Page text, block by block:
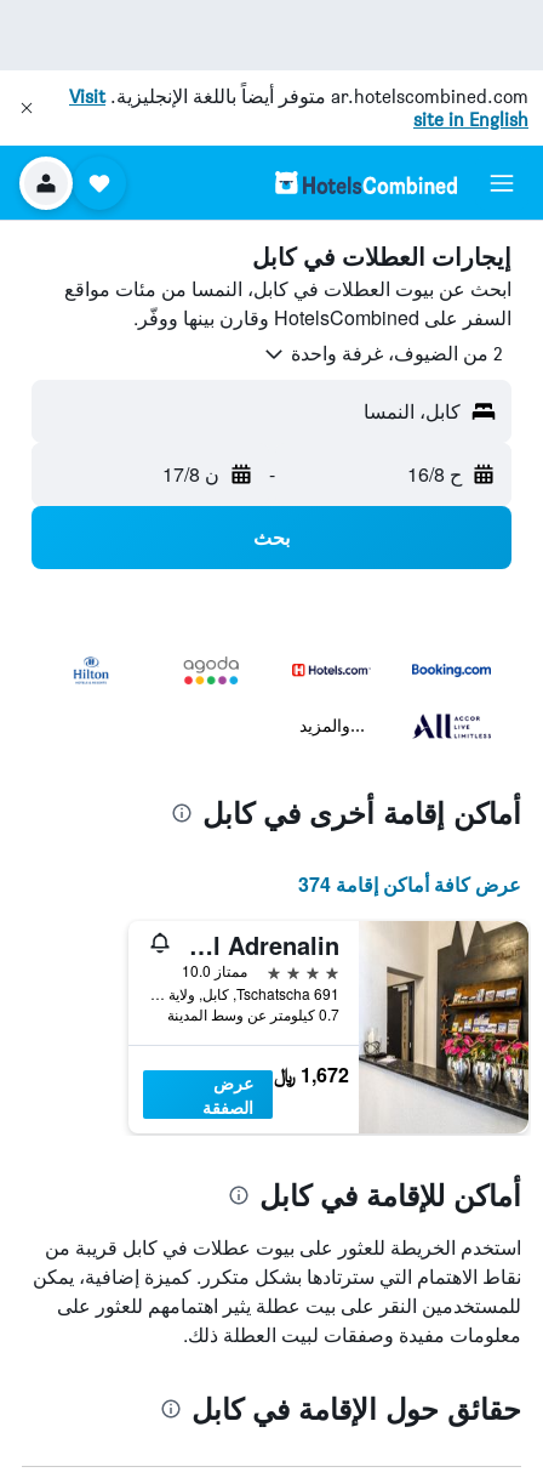
ar.hotelscombined.com متوفر أيضاً باللغة الإنجليزية.Visit
site in English
إيجارات العطلات في كابل
ابحث عن بيوت العطلات في كابل، النمسا من مئات مواقع
السفر على HotelsCombined وقارن بينها ووفّر.
2 من الضيوف، غرفة واحدة
كابل، النمسا
ح 16/8 - ن 17/8
بحث
...والمزيد
أماكن إقامة أخرى في كابل
عرض كافة أماكن إقامة 374
Aparthotel Adrenalin
4 نجوم
ممتاز 10.0
Tschatscha 691, كابل, ولاية تيرول, النمسا
0.7 كيلومتر عن وسط المدينة
1,672 ﷼
عرض
الصفقة
أماكن للإقامة في كابل
استخدم الخريطة للعثور على بيوت عطلات في كابل قريبة من
نقاط الاهتمام التي سترتادها بشكل متكرر. كميزة إضافية، يمكن
للمستخدمين النقر على بيت عطلة يثير اهتمامهم للعثور على
معلومات مفيدة وصفقات لبيت العطلة ذلك.
حقائق حول الإقامة في كابل